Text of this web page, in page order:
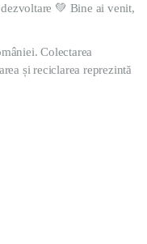
💚 Bine ai venit,
Colectarea
și reciclarea reprezintă